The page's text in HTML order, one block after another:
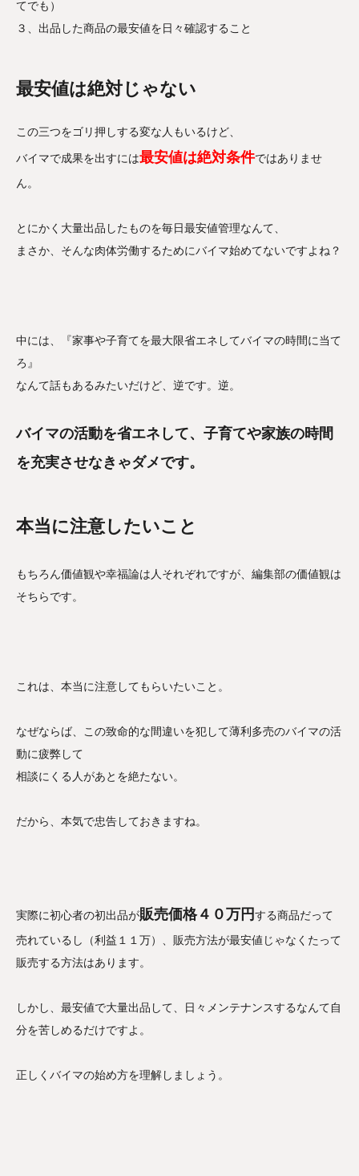
てでも）
３、出品した商品の最安値を日々確認すること
最安値は絶対じゃない
この三つをゴリ押しする変な人もいるけど、
バイマで成果を出すには最安値は絶対条件ではありませ
ん。
とにかく大量出品したものを毎日最安値管理なんて、
まさか、そんな肉体労働するためにバイマ始めてないですよね？
中には、『家事や子育てを最大限省エネしてバイマの時間に当て
ろ』
なんて話もあるみたいだけど、逆です。逆。
バイマの活動を省エネして、子育てや家族の時間
を充実させなきゃダメです。
本当に注意したいこと
もちろん価値観や幸福論は人それぞれですが、編集部の価値観は
そちらです。
これは、本当に注意してもらいたいこと。
なぜならば、この致命的な間違いを犯して薄利多売のバイマの活
動に疲弊して
相談にくる人があとを絶たない。
だから、本気で忠告しておきますね。
実際に初心者の初出品が販売価格４０万円する商品だって
売れているし（利益１１万）、販売方法が最安値じゃなくたって
販売する方法はあります。
しかし、最安値で大量出品して、日々メンテナンスするなんて自
分を苦しめるだけですよ。
正しくバイマの始め方を理解しましょう。